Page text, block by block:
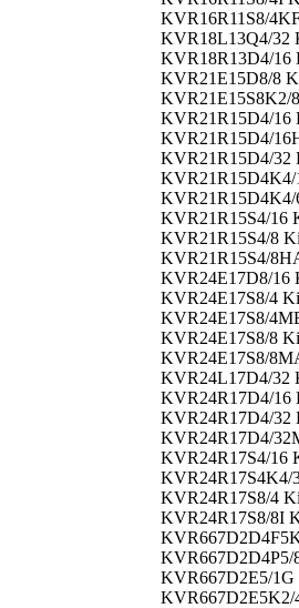
KVR16R11S8/
KVR18L13Q4/32
KVR18R13D4/16
KVR21E15D8/8
KVR21E15S8K2/
KVR21R15D4/16
KVR21R15D4/
KVR21R15D4/32
KVR21R15D4K4/
KVR21R15D4K4/
KVR21R15S4/16
KVR21R15S4/8
KVR21R15S4/
KVR24E17D8/16
KVR24E17S8/4
KVR24E17S8/
KVR24E17S8/8
KVR24E17S8/
KVR24L17D4/32
KVR24R17D4/16
KVR24R17D4/32
KVR24R17D4/
KVR24R17S4/16
KVR24R17S4K4/
KVR24R17S8/4
KVR24R17S8/8I
KVR667D2D4P5/
KVR667D2E5/1G
KVR667D2E5K2/